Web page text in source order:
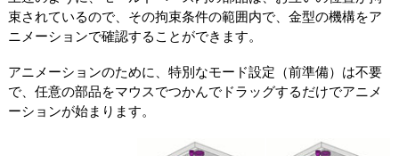
束されているので、その拘束条件の範囲内で、金型の機構をア
ニメーションで確認することができます。
アニメーションのために、特別なモード設定（前準備）は不要
で、任意の部品をマウスでつかんでドラッグするだけでアニメ
ーションが始まります。